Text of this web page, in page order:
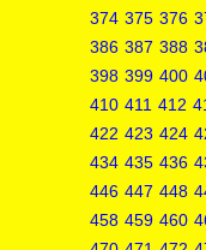
374 375 376
386 387 388
398 399 400
410 411 412
422 423 424
434 435 436
446 447 448
458 459 460